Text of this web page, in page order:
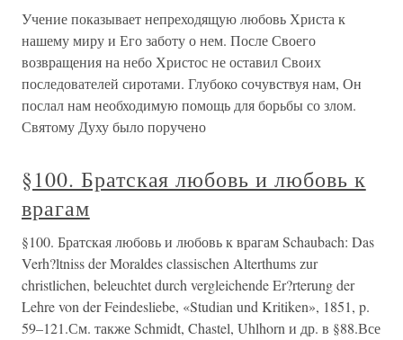
Учение показывает непреходящую любовь Христа к
нашему миру и Его заботу о нем. После Своего
возвращения на небо Христос не оставил Своих
последователей сиротами. Глубоко сочувствуя нам, Он
послал нам необходимую помощь для борьбы со злом.
Святому Духу было поручено
§100. Братская любовь и любовь к
врагам
§100. Братская любовь и любовь к врагам Schaubach: Das
Verh?ltniss der Moraldes classischen Alterthums zur
christlichen, beleuchtet durch vergleichende Er?rterung der
Lehre von der Feindesliebe, «Studian und Kritiken», 1851, p.
59–121.См. также Schmidt, Chastel, Uhlhorn и др. в §88.Все